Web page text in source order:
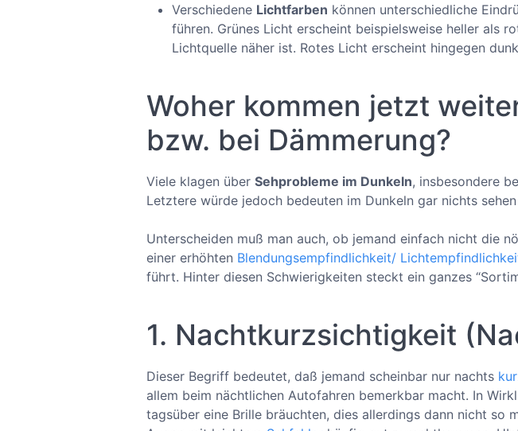
Verschiedene Lichtfarben können unterschiedliche
führen. Grünes Licht erscheint beispielsweise heller als
Lichtquelle näher ist. Rotes Licht erscheint hingegen
Woher kommen jetzt
bzw. bei Dämmerung?
Viele klagen über Sehprobleme im Dunkeln, insbesondere
Letztere würde jedoch bedeuten im Dunkeln gar nichts
Unterscheiden muß man auch, ob jemand einfach nicht die
einer erhöhten Blendungsempfindlichkeit/
führt. Hinter diesen Schwierigkeiten steckt ein ganzes
1. Nachtkurzsichtigkeit
Dieser Begriff bedeutet, daß jemand scheinbar nur nachts
allem beim nächtlichen Autofahren bemerkbar macht. In
tagsüber eine Brille bräuchten, dies allerdings dann nicht so